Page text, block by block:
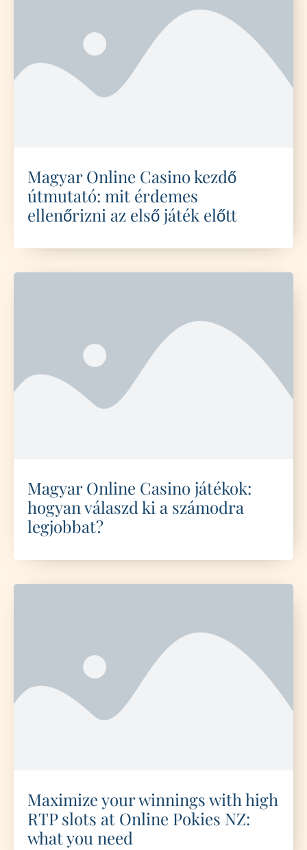
Magyar Online Casino kezdő
útmutató: mit érdemes
ellenőrizni az első játék előtt
Magyar Online Casino játékok:
hogyan válaszd ki a számodra
legjobbat?
Maximize your winnings with high
RTP slots at Online Pokies NZ:
what you need